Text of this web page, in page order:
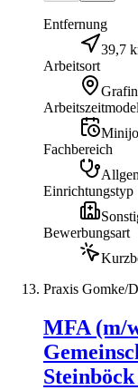
Entfernung
39,7
Arbeitsort
Fachbereich
Einrichtungstyp
Bewerbungsart
Praxis Gomke/
MFA (m/